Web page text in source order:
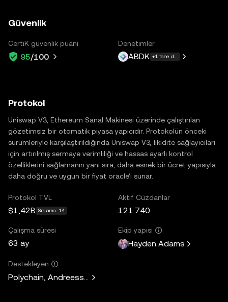
Güvenlik
CertiK güvenlik puanı
95/100
Denetimler
ABDK +1 tane daha
Protokol
Uniswap V3, Ethereum Sanal Makinesi üzerinde çalıştırılan
gözetimsiz bir otomatik piyasa yapıcıdır. Protokolün önceki
sürümleriyle karşılaştırıldığında Uniswap V3, likidite sağlayıcıları
için artırılmış sermaye verimliliği ve hassas ayarlı kontrol
özelliklerini sağlamanın yanı sıra, daha esnek bir ücret yapısıyla
daha doğru ve uygun bir fiyat oracle’ı sunar.
Protokol TVL
$1,42B Sıralama: 14
Aktif Cüzdanlar
121.740
Çalışma süresi
63 ay
Ekip yapısı
Hayden Adams
Destekleyen
Polychain, Andreessen Horowitz, Paradigm, Variant Fund,